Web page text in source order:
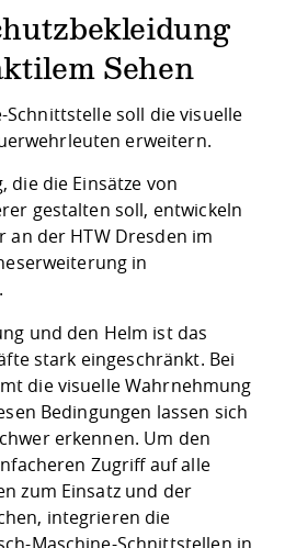
Vorbereitung
Checkliste zum
Studien- und
Digitales Lernen
Fremdsprachen
Jobs, Praktika,
Studieren in
Lebenslagen
Angebote der
Arbeit
Lehren,
Internationale
Formulare und
Prototyping und
Gründung und
Kooperationen
Kontakt &
Förderverein
Gremien und
Informatik/
Unternehmen
Sehen
Schnittstelle soll die visuelle
erweitern.
die die Einsätze von
gestalten soll, entwickeln
an der HTW Dresden im
in
und den Helm ist das
stark eingeschränkt. Bei
die visuelle Wahrnehmung
Bedingungen lassen sich
erkennen. Um den
Zugriff auf alle
zum Einsatz und der
integrieren die